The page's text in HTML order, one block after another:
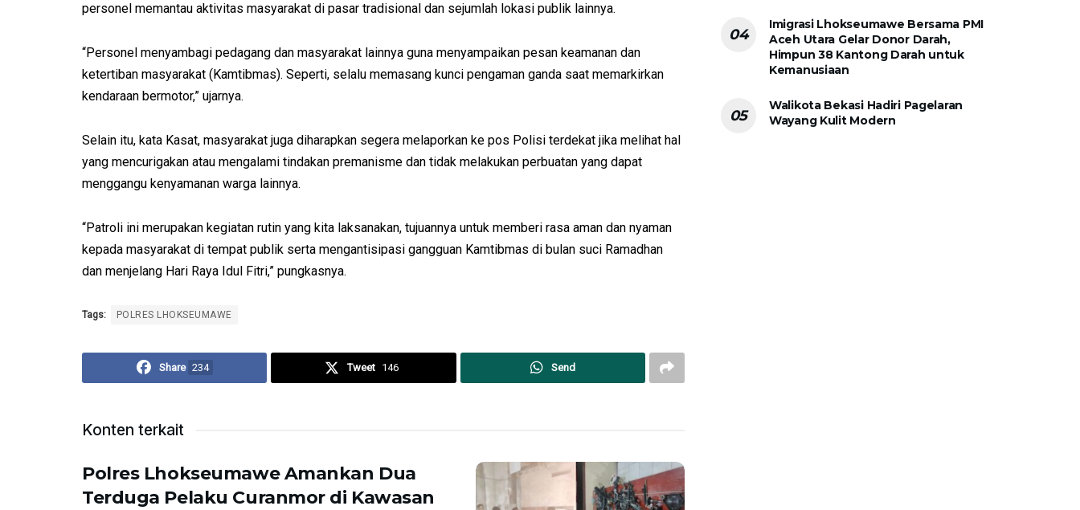
personel memantau aktivitas masyarakat di pasar tradisional dan sejumlah lokasi publik lainnya.
“Personel menyambagi pedagang dan masyarakat lainnya guna menyampaikan pesan keamanan dan
ketertiban masyarakat (Kamtibmas). Seperti, selalu memasang kunci pengaman ganda saat memarkirkan
kendaraan bermotor,” ujarnya.
Selain itu, kata Kasat, masyarakat juga diharapkan segera melaporkan ke pos Polisi terdekat jika melihat hal
yang mencurigakan atau mengalami tindakan premanisme dan tidak melakukan perbuatan yang dapat
menggangu kenyamanan warga lainnya.
“Patroli ini merupakan kegiatan rutin yang kita laksanakan, tujuannya untuk memberi rasa aman dan nyaman
kepada masyarakat di tempat publik serta mengantisipasi gangguan Kamtibmas di bulan suci Ramadhan
dan menjelang Hari Raya Idul Fitri,” pungkasnya.
Tags: POLRES LHOKSEUMAWE
Share 234 Tweet 146 Send
Konten terkait
Polres Lhokseumawe Amankan Dua
Terduga Pelaku Curanmor di Kawasan
Imigrasi Lhokseumawe Bersama PMI
Aceh Utara Gelar Donor Darah,
Himpun 38 Kantong Darah untuk
Kemanusiaan
Walikota Bekasi Hadiri Pagelaran
Wayang Kulit Modern